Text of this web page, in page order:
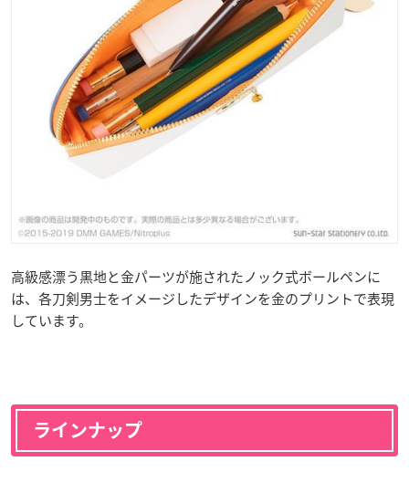
高級感漂う黒地と金パーツが施されたノック式ボールペンに
は、各刀剣男士をイメージしたデザインを金のプリントで表現
しています。
ラインナップ